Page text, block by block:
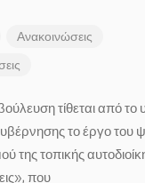
Ανακοινώσεις
τίθεται από το
το έργο του
της τοπικής
που